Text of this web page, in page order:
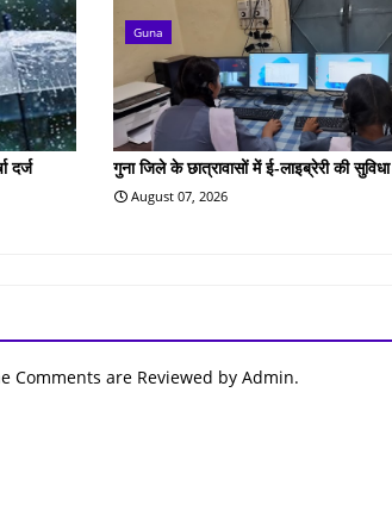
दर्ज
Guna
गुना जिले के छात्रावासों में ई-लाइब्रेरी की
August 07, 2026
Comments are Reviewed by Admin.